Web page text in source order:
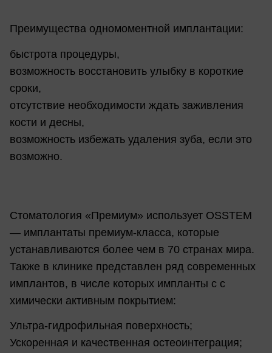
Преимущества одномоментной имплантации:
быстрота процедуры,
возможность восстановить улыбку в короткие
сроки,
отсутствие необходимости ждать заживления
кости и десны,
возможность избежать удаления зуба, если это
возможно.
Стоматология «Премиум» использует OSSTEM
— имплантаты премиум-класса, которые
устанавливаются более чем в 70 странах мира.
Также в клинике представлен ряд современных
имплантов, в числе которых импланты с с
химически активным покрытием:
Ультра-гидрофильная поверхность;
Ускоренная и качественная остеоинтеграция;